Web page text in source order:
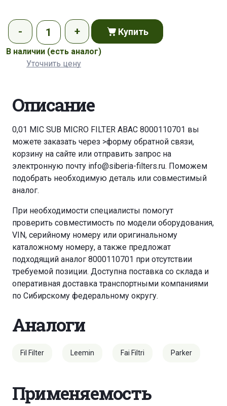
Купить
В наличии (есть аналог)
Уточнить цену
Описание
0,01 MIC SUB MICRO FILTER ABAC 8000110701 вы
можете заказать через >форму обратной связи,
корзину на сайте или отправить запрос на
электронную почту info@siberia-filters.ru. Поможем
подобрать необходимую деталь или совместимый
аналог.
При необходимости специалисты помогут
проверить совместимость по модели оборудования,
VIN, серийному номеру или оригинальному
каталожному номеру, а также предложат
подходящий аналог 8000110701 при отсутствии
требуемой позиции. Доступна поставка со склада и
оперативная доставка транспортными компаниями
по Сибирскому федеральному округу.
Аналоги
Fil Filter Leemin Fai Filtri Parker
Применяемость